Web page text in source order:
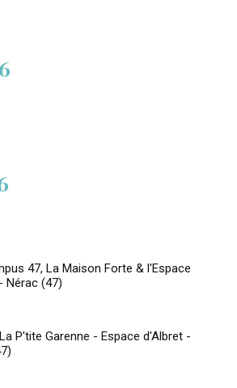
47, La Maison Forte & l'Espace
Nérac (47)
P'tite Garenne - Espace d'Albret -